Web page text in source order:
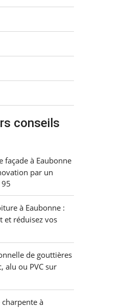
conseils
façade à Eaubonne
par un
à Eaubonne :
et réduisez vos
de gouttières
alu ou PVC sur
à